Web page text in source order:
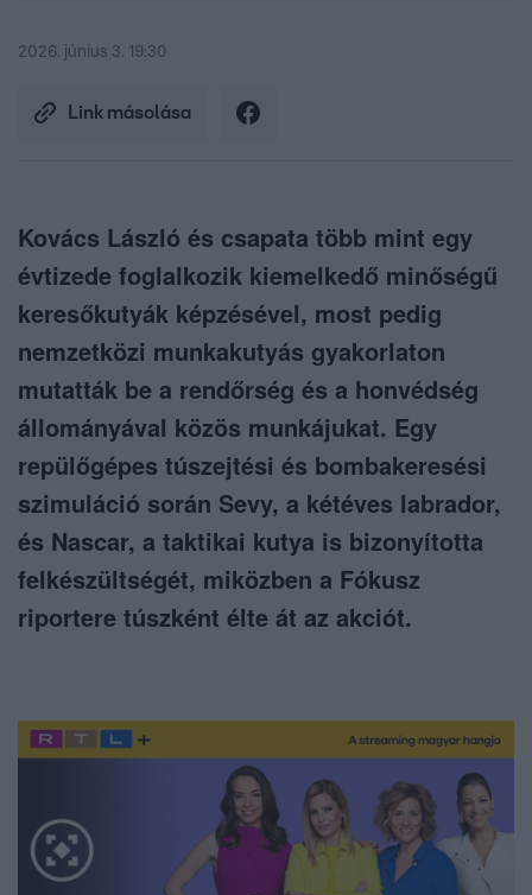
2026. június 3. 19:30
Link másolása
Kovács László és csapata több mint egy
évtizede foglalkozik kiemelkedő minőségű
keresőkutyák képzésével, most pedig
nemzetközi munkakutyás gyakorlaton
mutatták be a rendőrség és a honvédség
állományával közös munkájukat. Egy
repülőgépes túszejtési és bombakeresési
szimuláció során Sevy, a kétéves labrador,
és Nascar, a taktikai kutya is bizonyította
felkészültségét, miközben a Fókusz
riportere túszként élte át az akciót.